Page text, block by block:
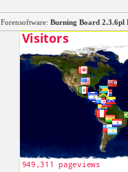
Forensoftware: Burning Board